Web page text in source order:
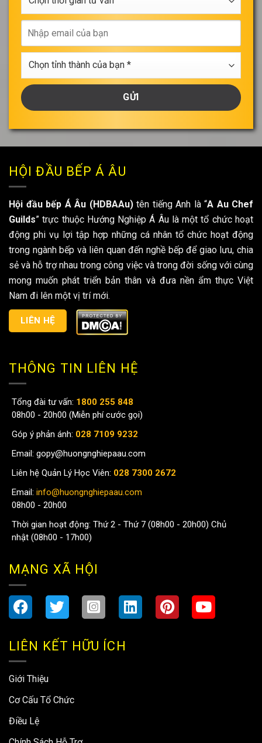
thời
gian
tư
vấnemail
của
bạn
tỉnh
thành
của
bạn
HỘI ĐẦU BẾP Á ÂU
Hội đầu bếp Á Âu (HDBAAu)tên tiếng Anh là “A Au Chef
Guilds” trực thuộc Hướng Nghiệp Á Âu là một tổ chức hoạt
động phi vụ lợi tập hợp những cá nhân tổ chức hoạt động
trong ngành bếp và liên quan đến nghề bếp để giao lưu, chia
sẻ và hỗ trợ nhau trong công việc và trong đời sống với cùng
mong muốn phát triển bản thân và đưa nền ẩm thực Việt
Nam đi lên một vị trí mới.
LIÊN HỆ
THÔNG TIN LIÊN HỆ
Tổng đài tư vấn: 1800 255 848
08h00 - 20h00 (Miễn phí cước gọi)
Góp ý phản ánh: 028 7109 9232
Email: gopy@huongnghiepaau.com
Liên hệ Quản Lý Học Viên: 028 7300 2672
Email: info@huongnghiepaau.com
08h00 - 20h00
Thời gian hoạt động: Thứ 2 - Thứ 7 (08h00 - 20h00) Chủ
nhật (08h00 - 17h00)
MẠNG XÃ HỘI
LIÊN KẾT HỮU ÍCH
Giới Thiệu
Cơ Cấu Tổ Chức
Điều Lệ